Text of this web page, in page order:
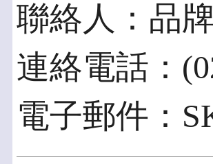
聯絡人：品
連絡電話：
電子郵件：